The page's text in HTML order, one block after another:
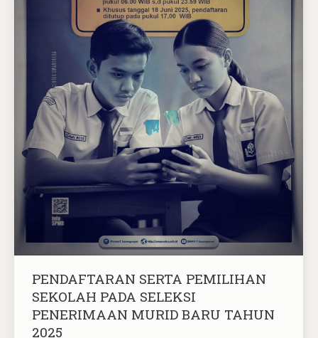
PENDAFTARAN SERTA PEMILIHAN
SEKOLAH PADA SELEKSI
PENERIMAAN MURID BARU TAHUN
2025